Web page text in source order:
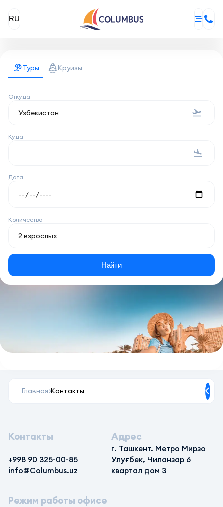
RU
Туры Круизы
Откуда
Куда
Дата
Количество
Найти
Главная Контакты
Контакты
+998 90 325-00-85
info@Columbus.uz
Адрес
г. Ташкент. Метро Мирзо
Улуғбек, Чиланзар 6
квартал дом 3
Режим работы офисе